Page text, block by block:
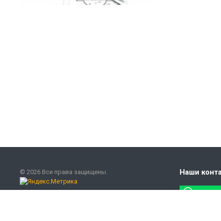
© 2026 Все права защищены. Наши